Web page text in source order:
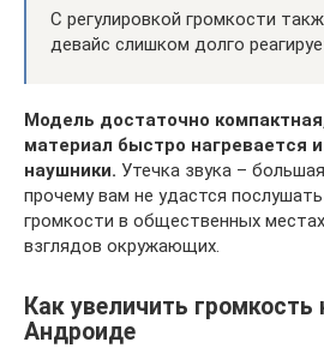
С регулировкой громкости
девайс слишком долго
Модель достаточно
материал быстро нагревается
наушники. Утечка звука –
прочему вам не удастся
громкости в общественных
взглядов окружающих.
Как увеличить громкость
Андроиде